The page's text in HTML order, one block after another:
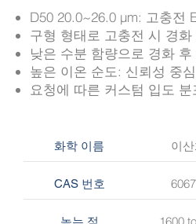
D50 20.0~26.0 µm: 고충전
구형 형태로 고충전 시 경
낮은 수분 함량으로 경화
높은 이온 순도: 신뢰성 중
요청에 따른 커스텀 입도 분
이
화학 이름
CAS 번호
녹는 점